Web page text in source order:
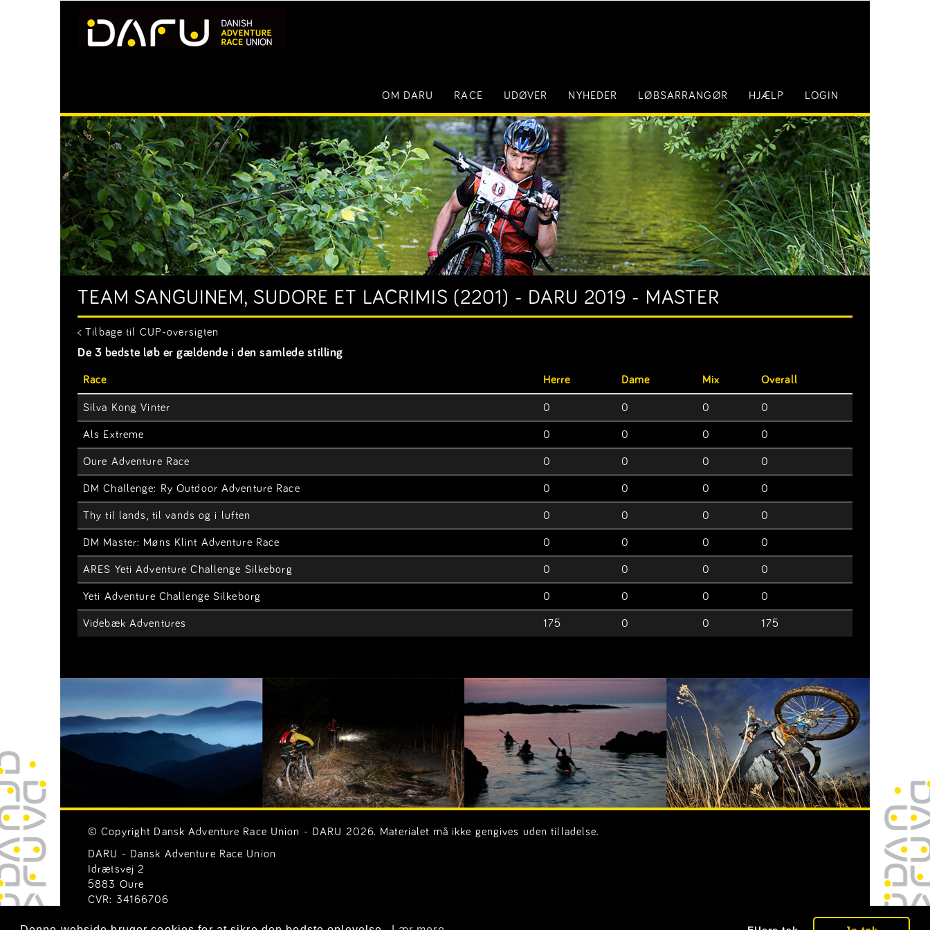
OM DARU RACE UDØVER NYHEDER LØBSARRANGØR HJÆLP LOGIN
TEAM SANGUINEM, SUDORE ET LACRIMIS (2201) - DARU 2019 - MASTER
< Tilbage til CUP-oversigten
De 3 bedste løb er gældende i den samlede stilling
Race Herre Dame Mix Overall
Silva Kong Vinter 0 0 0 0
Als Extreme 0 0 0 0
Oure Adventure Race 0 0 0 0
DM Challenge: Ry Outdoor Adventure Race 0 0 0 0
Thy til lands, til vands og i luften 0 0 0 0
DM Master: Møns Klint Adventure Race 0 0 0 0
ARES Yeti Adventure Challenge Silkeborg 0 0 0 0
Yeti Adventure Challenge Silkeborg 0 0 0 0
Videbæk Adventures 175 0 0 175
© Copyright Dansk Adventure Race Union - DARU 2026. Materialet må ikke gengives uden tilladelse.
DARU - Dansk Adventure Race Union
Idrætsvej 2
5883 Oure
CVR: 34166706